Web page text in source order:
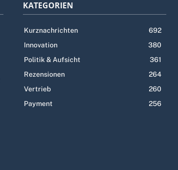
KATEGORIEN
Kurznachrichten
692
Innovation
380
Politik & Aufsicht
361
Rezensionen
264
Vertrieb
260
Payment
256